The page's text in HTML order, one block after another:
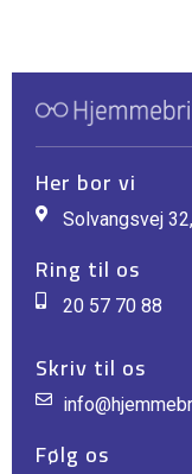
Her bor vi
Solvangsvej
Ring til os
20 57 70 88
Skriv til os
Følg os